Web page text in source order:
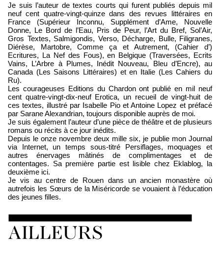
Je suis l’auteur de textes courts qui furent publiés depuis mil
neuf cent quatre-vingt-quinze dans des revues littéraires en
France (Supérieur Inconnu, Supplément d’Ame, Nouvelle
Donne, Le Bord de l’Eau, Pris de Peur, l’Art du Bref, Sol’Air,
Gros Textes, Salmigondis, Verso, Décharge, Bulle, Filigranes,
Diérèse, Martobre, Comme ça et Autrement, (Cahier d’)
Ecritures, La Nef des Fous), en Belgique (Traversées, Ecrits
Vains, L’Arbre à Plumes, Inédit Nouveau, Bleu d’Encre), au
Canada (Les Saisons Littéraires) et en Italie (Les Cahiers du
Ru).
Les courageuses Editions du Chardon ont publié en mil neuf
cent quatre-vingt-dix-neuf Erotica, un recueil de vingt-huit de
ces textes, illustré par Isabelle Pio et Antoine Lopez et préfacé
par Sarane Alexandrian, toujours disponible auprès de moi.
Je suis également l’auteur d’une pièce de théâtre et de plusieurs
romans ou récits à ce jour inédits.
Depuis le onze novembre deux mille six, je publie mon Journal
via Internet, un temps sous-titré Persiflages, moquages et
autres énervages mâtinés de complimentages et de
contentages. Sa première partie est lisible chez Eklablog, la
deuxième ici.
Je vis au centre de Rouen dans un ancien monastère où
autrefois les Sœurs de la Miséricorde se vouaient à l’éducation
des jeunes filles.